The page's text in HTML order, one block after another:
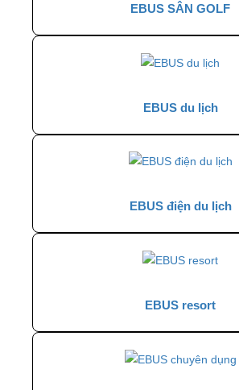
EBUS SÂN GOLF
EBUS du lịch
EBUS điện du lịch
EBUS resort